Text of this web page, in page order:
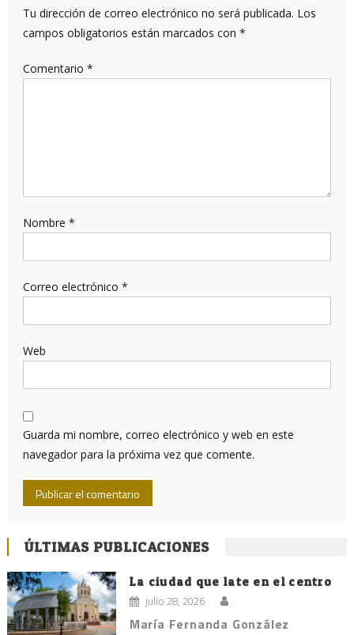
Tu dirección de correo electrónico no será publicada. Los
campos obligatorios están marcados con *
Comentario *
Nombre *
Correo electrónico *
Web
Guarda mi nombre, correo electrónico y web en este
navegador para la próxima vez que comente.
ÚLTIMAS PUBLICACIONES
La ciudad que late en el centro
julio 28, 2026
María Fernanda González